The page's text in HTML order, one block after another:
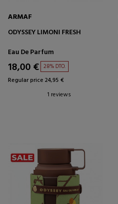
ARMAF
ODYSSEY LIMONI FRESH
Eau De Parfum
18,00 € 28% DTO.
Regular price 24,95 €
1 reviews